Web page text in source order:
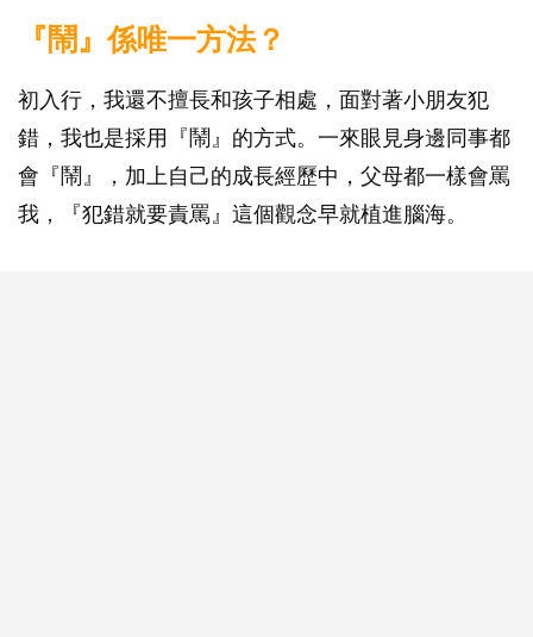
『鬧』係唯一方法？
初入行，我還不擅長和孩子相處，面對著小朋友犯
錯，我也是採用『鬧』的方式。一來眼見身邊同事都
會『鬧』，加上自己的成長經歷中，父母都一樣會罵
我，『犯錯就要責罵』這個觀念早就植進腦海。